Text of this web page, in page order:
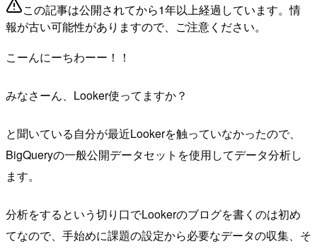
この記事は公開されてから1年以上経過しています。情
報が古い可能性がありますので、ご注意ください。
こーんにーちわーー！！
みなさーん、Looker使ってますか？
と聞いている自分が最近Lookerを触っていなかったので、
BigQueryの一般公開データセットを使用してデータ分析し
ます。
分析をするという切り口でLookerのブログを書くのは初め
てなので、手始めに課題の設定から必要なデータの収集、そ